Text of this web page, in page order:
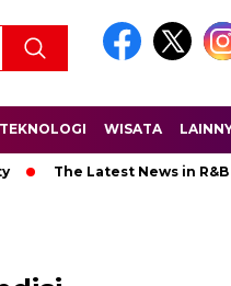
TEKNOLOGI WISATA
Latest News in R&B